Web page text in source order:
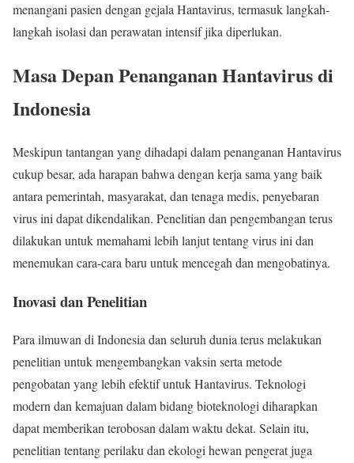
menangani pasien dengan gejala Hantavirus, termasuk langkah-
langkah isolasi dan perawatan intensif jika diperlukan.
Masa Depan Penanganan Hantavirus di
Indonesia
Meskipun tantangan yang dihadapi dalam penanganan Hantavirus
cukup besar, ada harapan bahwa dengan kerja sama yang baik
antara pemerintah, masyarakat, dan tenaga medis, penyebaran
virus ini dapat dikendalikan. Penelitian dan pengembangan terus
dilakukan untuk memahami lebih lanjut tentang virus ini dan
menemukan cara-cara baru untuk mencegah dan mengobatinya.
Inovasi dan Penelitian
Para ilmuwan di Indonesia dan seluruh dunia terus melakukan
penelitian untuk mengembangkan vaksin serta metode
pengobatan yang lebih efektif untuk Hantavirus. Teknologi
modern dan kemajuan dalam bidang bioteknologi diharapkan
dapat memberikan terobosan dalam waktu dekat. Selain itu,
penelitian tentang perilaku dan ekologi hewan pengerat juga